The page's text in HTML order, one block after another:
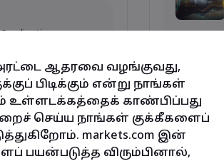
Implications
Amidst
அரட்டை ஆதரவை வழங்குவது,
பிடிக்கும் என்று நாங்கள்
உள்ளடக்கத்தைக் காண்பிப்பது
செய்ய நாங்கள் குக்கீகளைப்
markets.com இன்
பயன்படுத்த விரும்பினால்,